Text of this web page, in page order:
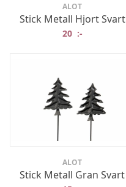
ALOT
Stick Metall Hjort Svart
20 :-
ALOT
Stick Metall Gran Svart